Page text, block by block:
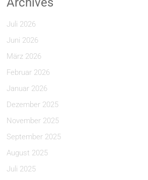
Juli 2026
Juni 2026
März 2026
Februar 2026
Januar 2026
Dezember 2025
November 2025
September 2025
August 2025
Juli 2025